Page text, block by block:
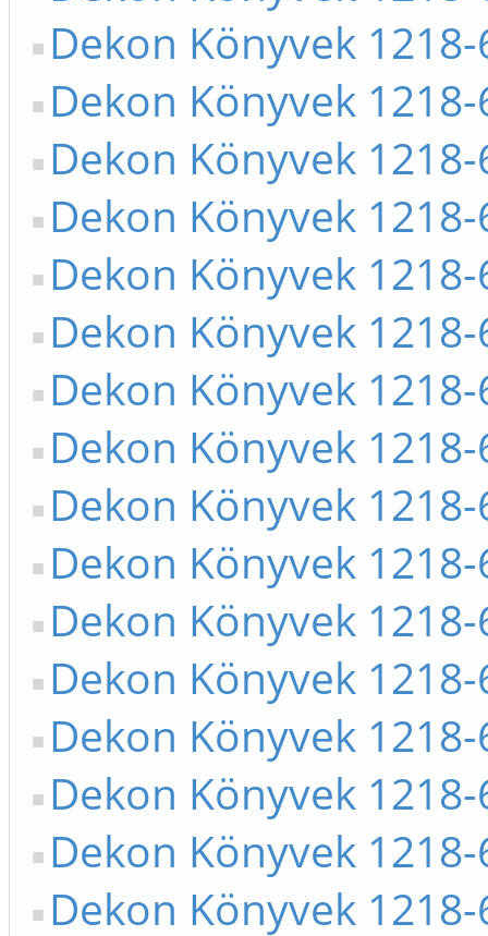
Dekon Könyvek 1218-
Dekon Könyvek 1218-
Dekon Könyvek 1218-
Dekon Könyvek 1218-
Dekon Könyvek 1218-
Dekon Könyvek 1218-
Dekon Könyvek 1218-
Dekon Könyvek 1218-
Dekon Könyvek 1218-
Dekon Könyvek 1218-
Dekon Könyvek 1218-
Dekon Könyvek 1218-
Dekon Könyvek 1218-
Dekon Könyvek 1218-
Dekon Könyvek 1218-
Dekon Könyvek 1218-